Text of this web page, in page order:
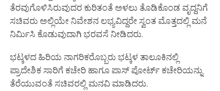
ತೆರವುಗೊಳಿಸಿರುವುದರ ಕುರಿತಂತೆ ಅಳಲು ತೊಡಿಕೊಂಡ ವೃದ್ದನಿಗೆ
ಸಚಿವರು ಅಲ್ಲಿಯೇ ನಿವೇಶನ ಲಭ್ಯವಿದ್ದರೇ ಸ್ವಂತ ಮೊತ್ತದಲ್ಲಿ ಮನೆ
ನಿರ್ಮಿಸಿ ಕೊಡುವುದಾಗಿ ಭರವಸೆ ನೀಡಿದರು.
ಭಟ್ಕಳದ ಹಿರಿಯ ನಾಗರಿಕರೊಬ್ಬರು ಭಟ್ಕಳ ತಾಲೂಕಿನಲ್ಲಿ
ಪ್ರಾದೇಶಿಕ ಸಾರಿಗೆ ಕಚೇರಿ ಹಾಗೂ ಪಾಸ್ ಪೋರ್ಟ್ ಕಚೇರಿಯನ್ನು
ತೆರೆಯುವಂತೆ ಸಚಿವರಲ್ಲಿ ಮನವಿ ಮಾಡಿದರು.